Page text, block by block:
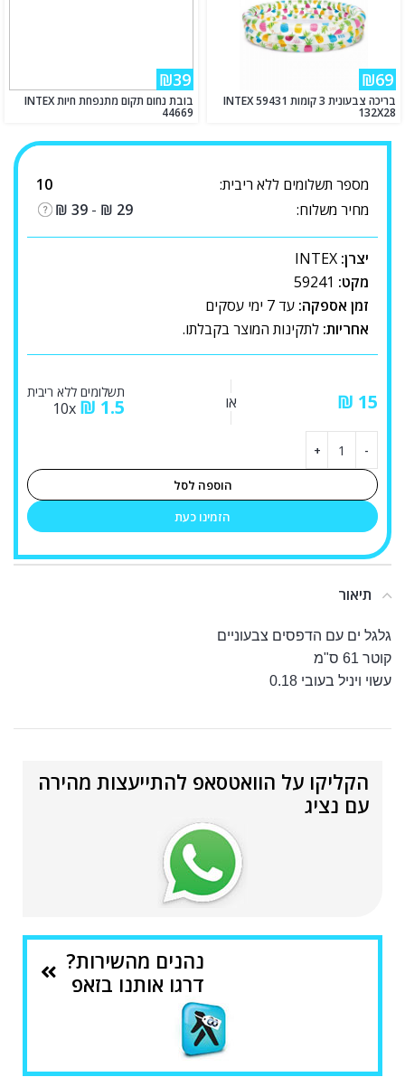
₪69
בריכה צבעונית 3 קומות INTEX 59431
132X28
₪39
בובת נחום תקום מתנפחת חיות INTEX
44669
מספר תשלומים ללא ריבית:
10
מחיר משלוח:
₪ 29
-
₪ 39
יצרן: INTEX
מקט: 59241
זמן אספקה: עד 7 ימי עסקים
אחריות: לתקינות המוצר בקבלתו.
₪ או
תשלומים ללא ריבית
₪ 1.5
הוספה לסל
הזמינו כעת
תיאור
גלגל ים עם הדפסים צבעוניים
קוטר 61 ס"מ
עשוי ויניל בעובי 0.18
הקליקו על הוואטסאפ להתייעצות מהירה
עם נציג
נהנים מהשירות?
דרגו אותנו בזאפ